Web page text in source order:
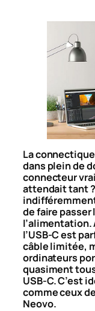
La
dans plein de
connecteur
attendait tant
de faire passer
l’alimentation.
l’USB-C est
câble limitée,
ordinateurs
quasiment
USB-C. C’est
comme ceux
Neovo.